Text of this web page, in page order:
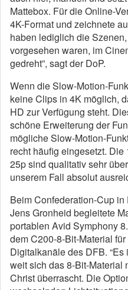
Mattebox. Für die Online-
4K-Format und zeichnete
haben lediglich die
vorgesehen waren, im
gedreht”, sagt der DoP.
Wenn die Slow-Motion-
keine Clips in 4K möglich,
HD zur Verfügung steht.
schöne Erweiterung der
mögliche Slow-Motion-
recht häufig eingesetzt.
25p sind qualitativ sehr
unserem Fall absolut
Beim Confederation-Cup
Jens Gronheid begleitete
portablen Avid Symphony
dem C200-8-Bit-Material
Digitalkanäle des DFB.
weit sich das 8-Bit-Material
Christ überrascht. Die